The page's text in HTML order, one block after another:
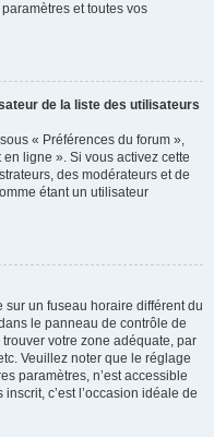
et toutes vos
de la liste des utilisateurs
« Préférences du forum »,
ligne ». Si vous activez cette
des modérateurs et de
étant un utilisateur
sur un fuseau horaire différent du
le panneau de contrôle de
votre zone adéquate, par
Veuillez noter que le réglage
paramètres, n’est accessible
c’est l’occasion idéale de